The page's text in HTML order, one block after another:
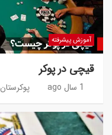
آموزش پیشرفته
قیچی در پوکر
1 سال ago پوکرستان